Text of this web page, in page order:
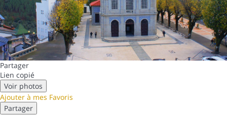
Partager
Lien copié
Voir photos
Ajouter à mes Favoris
Partager